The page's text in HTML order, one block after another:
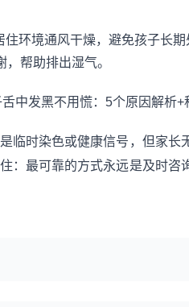
环境通风干燥，避免孩子长
帮助排出湿气。
临时染色或健康信号，但家
：最可靠的方式永远是及时